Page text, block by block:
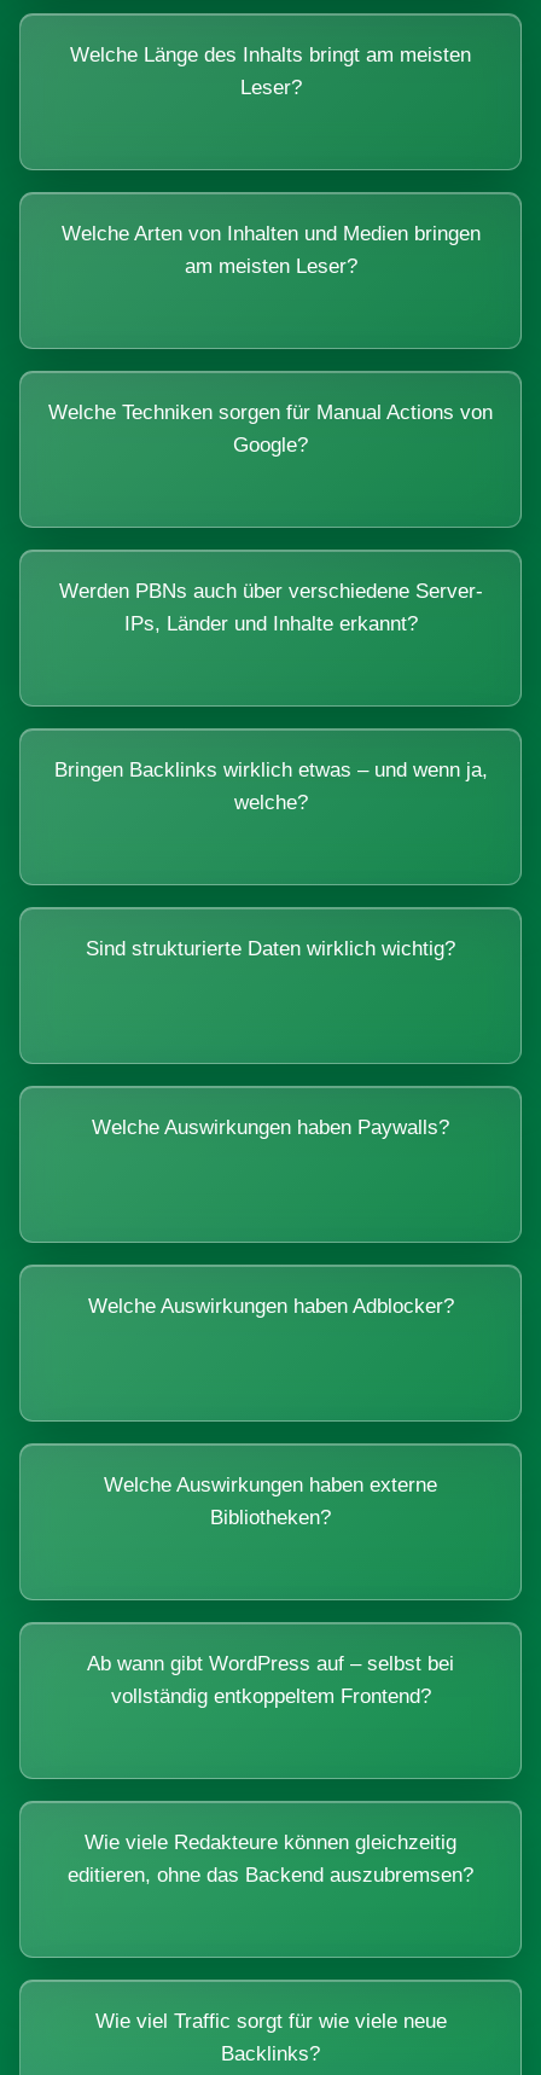
Welche Länge des Inhalts bringt am meisten
Leser?
Welche Arten von Inhalten und Medien bringen
am meisten Leser?
Welche Techniken sorgen für Manual Actions von
Google?
Werden PBNs auch über verschiedene Server-
IPs, Länder und Inhalte erkannt?
Bringen Backlinks wirklich etwas – und wenn ja,
welche?
Sind strukturierte Daten wirklich wichtig?
Welche Auswirkungen haben Paywalls?
Welche Auswirkungen haben Adblocker?
Welche Auswirkungen haben externe
Bibliotheken?
Ab wann gibt WordPress auf – selbst bei
vollständig entkoppeltem Frontend?
Wie viele Redakteure können gleichzeitig
editieren, ohne das Backend auszubremsen?
Wie viel Traffic sorgt für wie viele neue
Backlinks?